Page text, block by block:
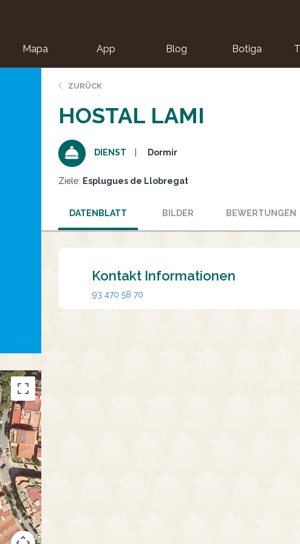
Mapa App Blog Botiga
ZURÜCK
HOSTAL LAMI
DIENST Dormir
Ziele: Esplugues de Llobregat
DATENBLATT BILDER BEWERTUNGEN
Kontakt Informationen
93 470 58 70